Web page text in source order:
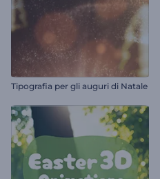
Tipografia per gli auguri di Natale